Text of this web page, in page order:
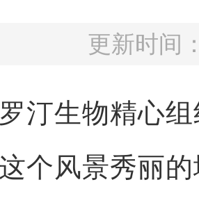
更新时间
汀生物精心
个风景秀丽